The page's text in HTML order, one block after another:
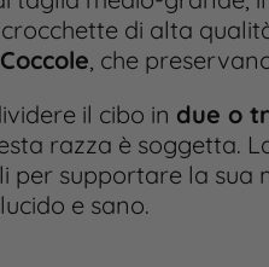
crocchette di alta
, che
il cibo in due o
razza è soggetta.
per supportare la sua
e sano​.